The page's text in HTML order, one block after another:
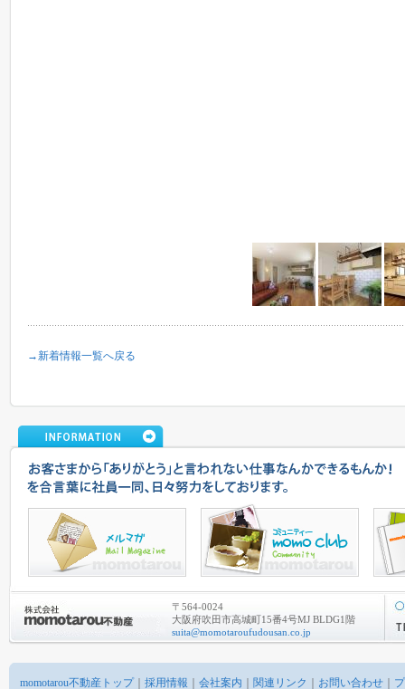
→新着情報一覧へ戻る
〒564-0024
大阪府吹田市高城町15番4号MJ BLDG1階
suita@momotaroufudousan.co.jp
momotarou不動産トップ｜ 採用情報 会社案内 関連リンク お問い合わせ